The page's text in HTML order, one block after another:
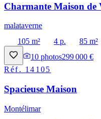
Charmante Maison de
malataverne
105 m²
4 p.
85 m²
10 photos299 000 €
Réf. 14105
Spacieuse Maison
Montélimar